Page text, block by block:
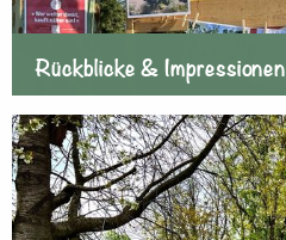
Rückblicke & Impressionen